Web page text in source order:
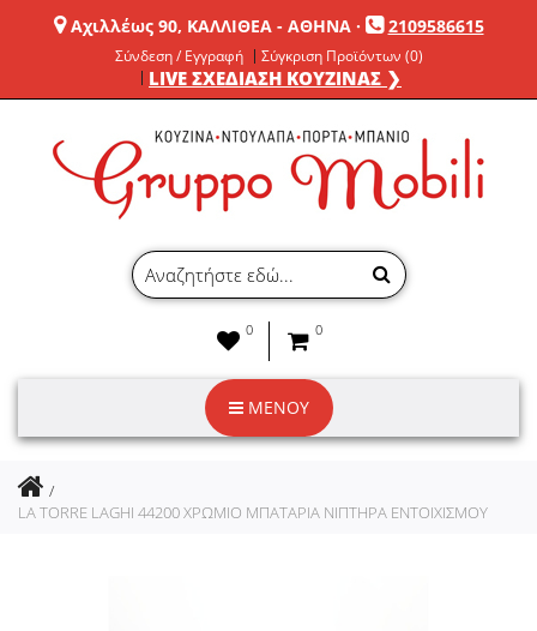
Αχιλλέως 90, ΚΑΛΛΙΘΕΑ - ΑΘΗΝΑ· 2109586615
Σύνδεση / Εγγραφή Σύγκριση Προϊόντων (0)
LIVE ΣΧΕΔΙΑΣΗ ΚΟΥΖΙΝΑΣ ❯
0 0
ΜΕΝΟΥ
LA TORRE LAGHI 44200 ΧΡΩΜΙΟ ΜΠΑΤΑΡΙΑ ΝΙΠΤΗΡΑ ΕΝΤΟΙΧΙΣΜΟΥ